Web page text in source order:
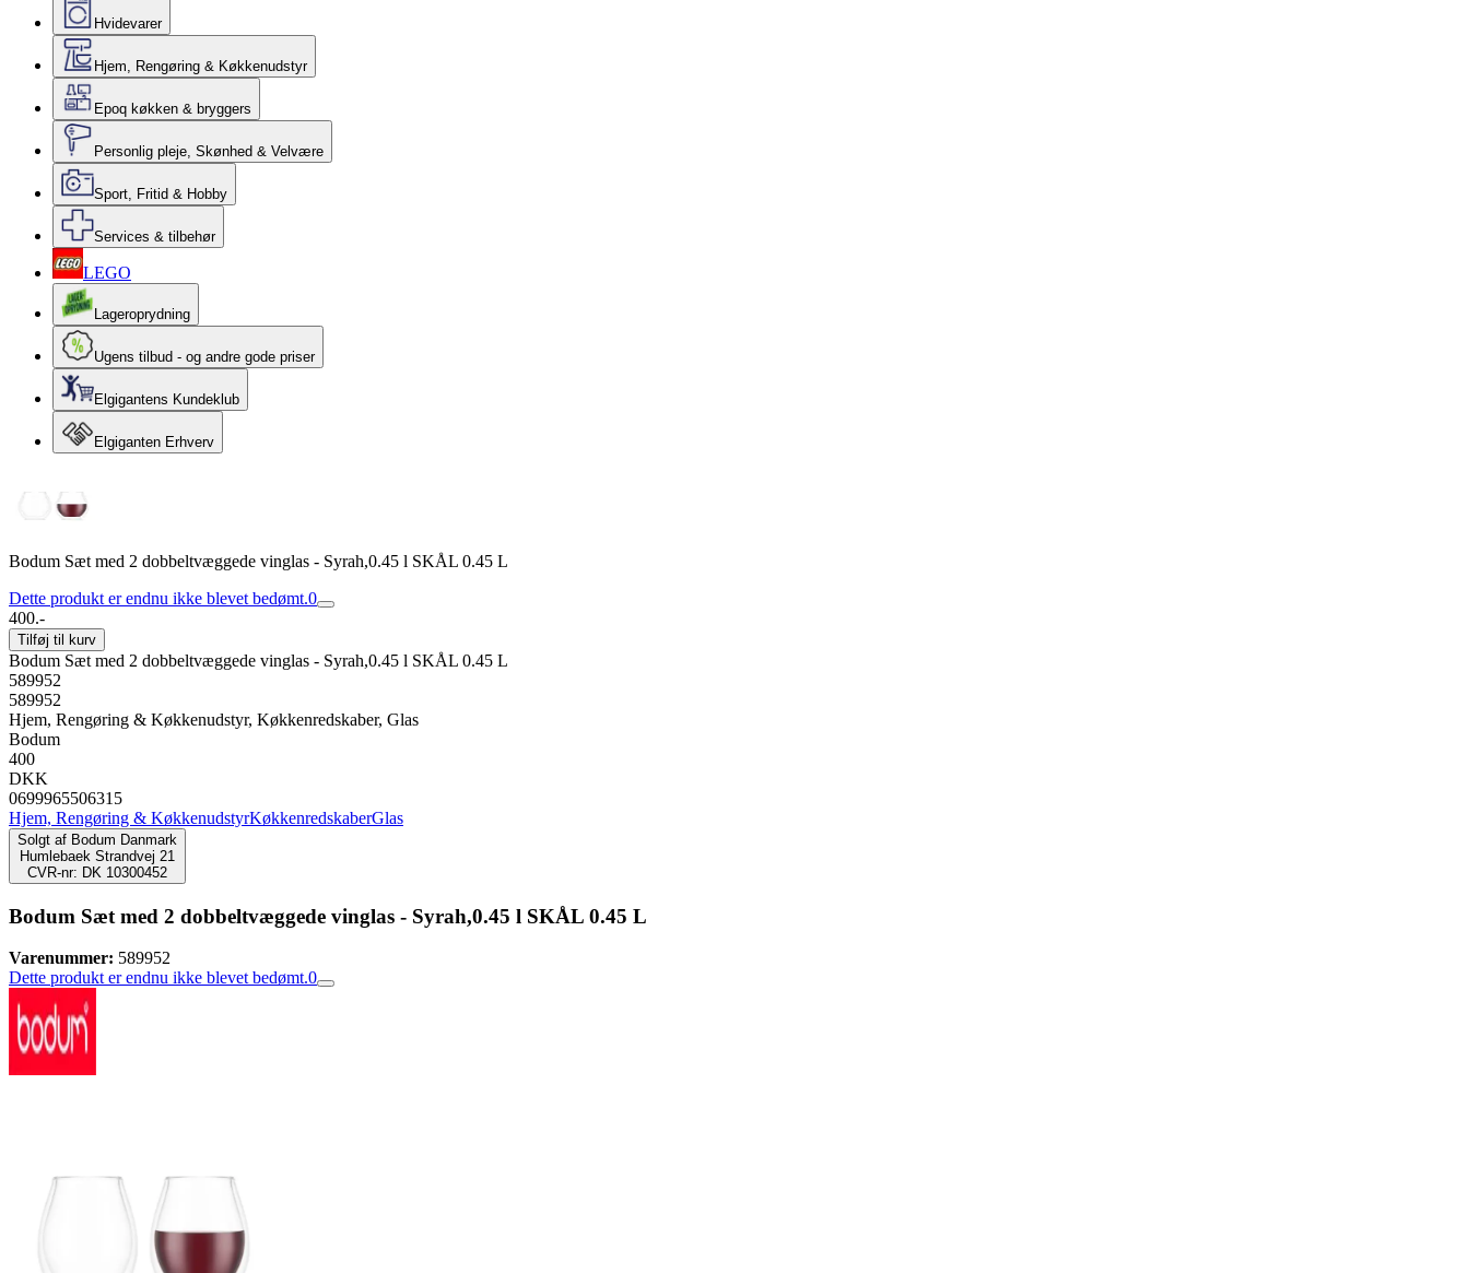
Hvidevarer
Hjem, Rengøring & Køkkenudstyr
Epoq køkken & bryggers
Personlig pleje, Skønhed & Velvære
Sport, Fritid & Hobby
Services & tilbehør
LEGO
Lageroprydning
Ugens tilbud - og andre gode priser
Elgigantens Kundeklub
Elgiganten Erhverv
Bodum Sæt med 2 dobbeltvæggede vinglas - Syrah,0.45 l SKÅL 0.45 L
Dette produkt er endnu ikke blevet bedømt.0
400.-
Tilføj til kurv
Bodum Sæt med 2 dobbeltvæggede vinglas - Syrah,0.45 l SKÅL 0.45 L
589952
589952
Hjem, Rengøring & Køkkenudstyr, Køkkenredskaber, Glas
Bodum
400
DKK
0699965506315
Hjem, Rengøring & KøkkenudstyrKøkkenredskaberGlas
Solgt af Bodum Danmark
Humlebaek Strandvej 21
CVR-nr: DK 10300452
Bodum Sæt med 2 dobbeltvæggede vinglas - Syrah,0.45 l SKÅL 0.45 L
Varenummer: 589952
Dette produkt er endnu ikke blevet bedømt.0